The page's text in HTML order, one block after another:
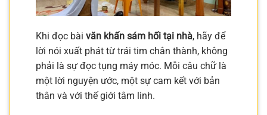
Khi đọc bài văn khấn sám hối tại nhà, hãy để
lời nói xuất phát từ trái tim chân thành, không
phải là sự đọc tụng máy móc. Mỗi câu chữ là
một lời nguyện ước, một sự cam kết với bản
thân và với thế giới tâm linh.